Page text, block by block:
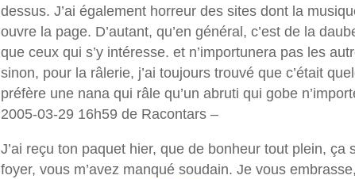
dessus. J’ai également horreur des sites dont la
ouvre la page. D’autant, qu’en général, c’est de la
que ceux qui s’y intéresse. et n’importunera pas les
sinon, pour la râlerie, j’ai toujours trouvé que c’était
préfère une nana qui râle qu’un abruti qui gobe
2005-03-29 16h59 de Racontars –
J’ai reçu ton paquet hier, que de bonheur tout plein, ça
foyer, vous m’avez manqué soudain. Je vous